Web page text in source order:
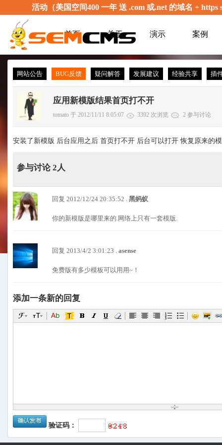
活动（美国空间400 一年 送 .com 或.net 的域名 +
首页 关于 演示 案例
网站公告 BUG反馈 疑问解答 发展建议 经验共享 插
应用新模版结果首页打不开
tomato 于 2012/11/11 8:05:07 3392 次浏览 2 参与讨论
安装了新模版 后台应用之后 首页打不开 后台可以打开 恢复原来的
参与讨论 2人
回复 2012/12/24 20:35:52 .黑蚂蚁
你的新模版是哪里来的.网络上只有一套模版.
回复 2013/4/2 3:01:23 .asense
免费版有多少模板可以用用~！
添加一条新的回复
验证码：